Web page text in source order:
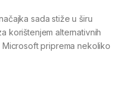
sada stiže u širu
korištenjem alternativnih
priprema nekoliko